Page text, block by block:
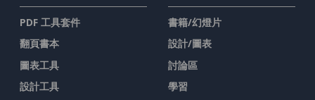
PDF 工具套件
翻頁書本
圖表工具
設計工具
書籍/幻燈片
設計/圖表
討論區
學習